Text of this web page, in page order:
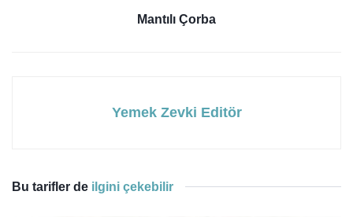
Mantılı Çorba
Yemek Zevki Editör
Bu tarifler de ilgini çekebilir